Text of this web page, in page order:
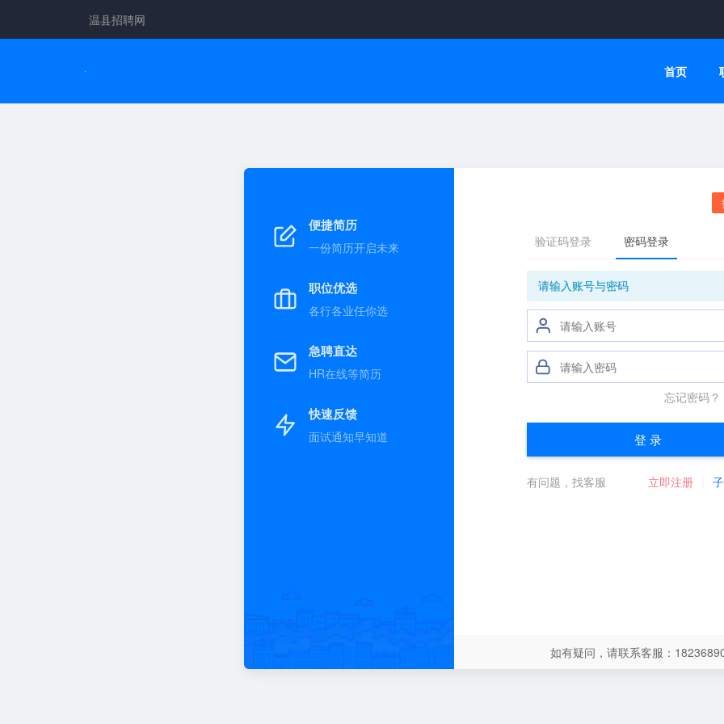
温县招聘网
首页
便捷简历
一份简历开启未来
职位优选
各行各业任你选
急聘直达
HR在线等简历
快速反馈
面试通知早知道
如有疑问，请联系客服：